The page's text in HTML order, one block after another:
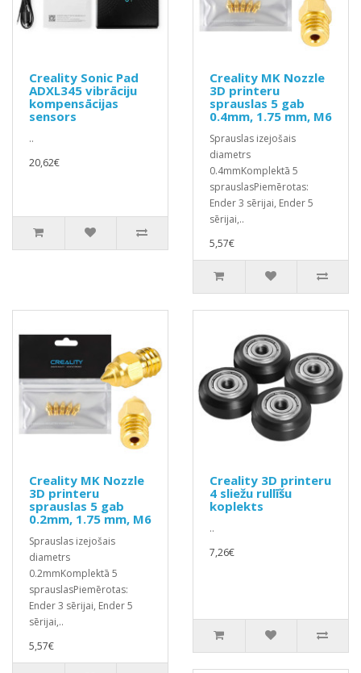
Creality Sonic Pad
ADXL345 vibrāciju
kompensācijas
sensors
..
20,62€
Creality MK Nozzle
3D printeru
sprauslas 5 gab
0.4mm, 1.75 mm, M6
Sprauslas izejošais
diametrs
0.4mmKomplektā 5
sprauslasPiemērotas:
Ender 3 sērijai, Ender 5
sērijai,..
5,57€
Creality MK Nozzle
3D printeru
sprauslas 5 gab
0.2mm, 1.75 mm, M6
Sprauslas izejošais
diametrs
0.2mmKomplektā 5
sprauslasPiemērotas:
Ender 3 sērijai, Ender 5
sērijai,..
5,57€
Creality 3D printeru
4 sliežu rullīšu
koplekts
..
7,26€